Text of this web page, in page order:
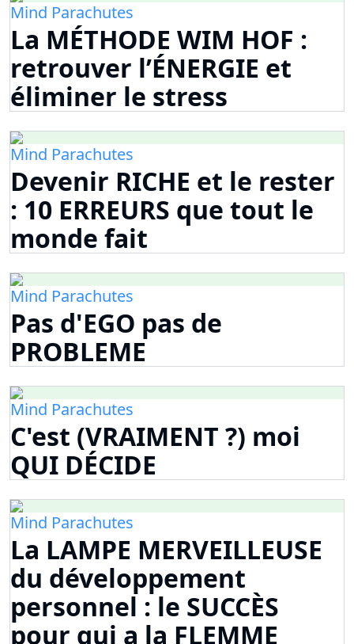
Mind Parachutes
La MÉTHODE WIM HOF :
retrouver l’ÉNERGIE et
éliminer le stress
Mind Parachutes
Devenir RICHE et le rester
: 10 ERREURS que tout le
monde fait
Mind Parachutes
Pas d'EGO pas de
PROBLEME
Mind Parachutes
C'est (VRAIMENT ?) moi
QUI DÉCIDE
Mind Parachutes
La LAMPE MERVEILLEUSE
du développement
personnel : le SUCCÈS
pour qui a la FLEMME